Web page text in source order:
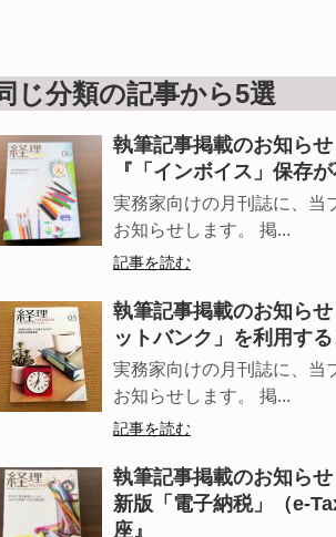
じ分類の記事から5選
執筆記事掲載のお知ら
『「インボイス」保存
実務家向けの月刊誌に、当
お知らせします。 掲...
記事を読む
執筆記事掲載のお知ら
ットバンク」を利用す
実務家向けの月刊誌に、当
お知らせします。 掲...
記事を読む
執筆記事掲載のお知ら
新版「電子納税」（e-
座』